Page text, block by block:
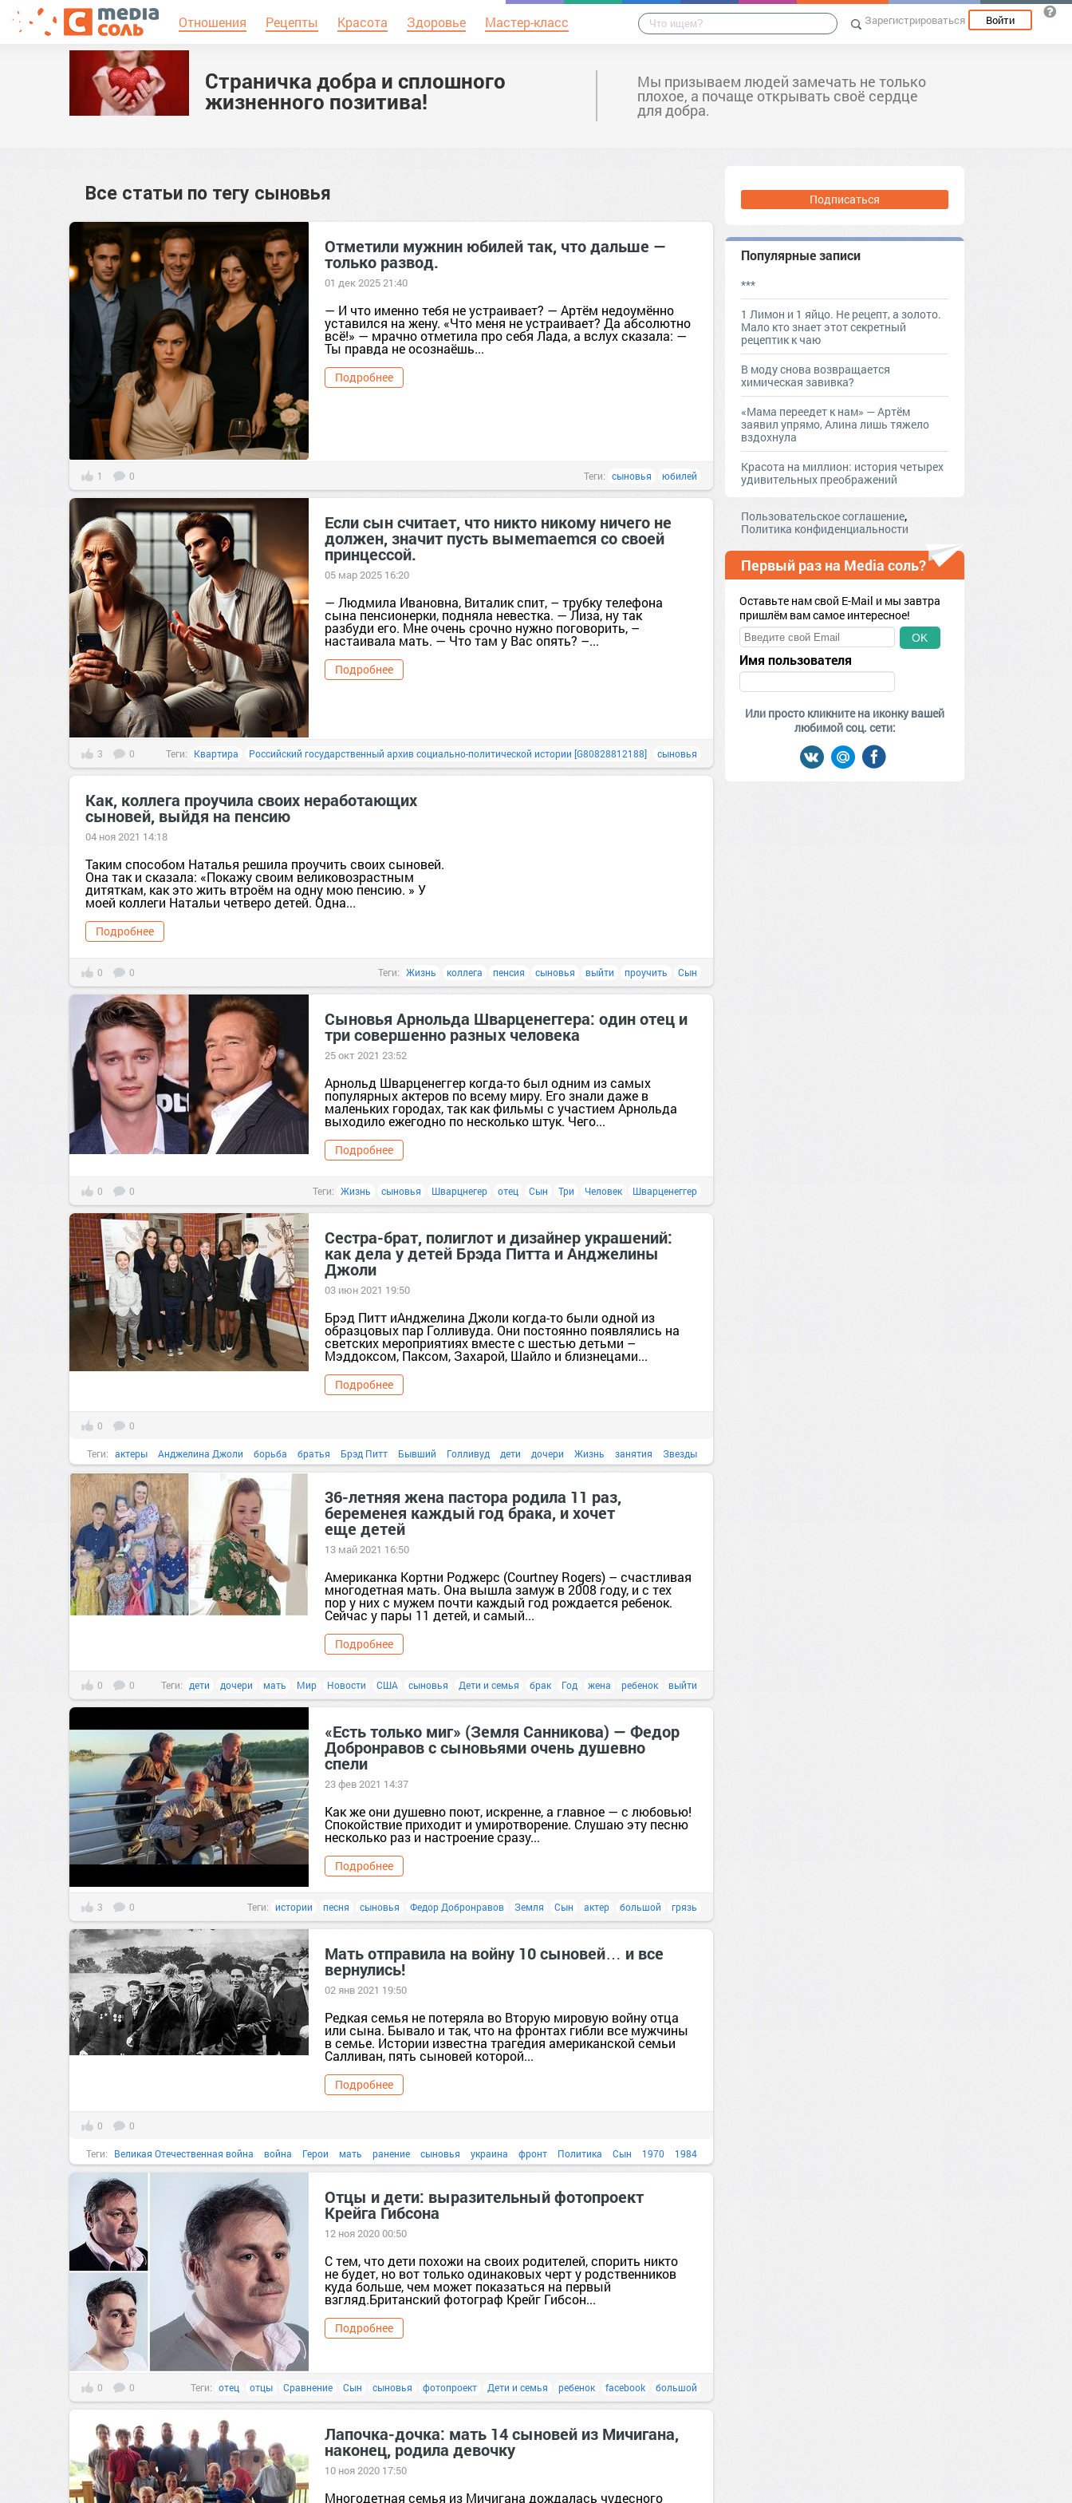
Отношения Рецепты Красота Здоровье Мастер-класс Зарегистрироваться Войти
Страничка добра и сплошного
жизненного позитива!
Мы призываем людей замечать не только
плохое, а почаще открывать своё сердце
для добра.
Все статьи по тегу сыновья
Отметили мужнин юбилей так, что дальше —
только развод.
01 дек 2025 21:40
— И что именно тебя не устраивает? — Артём недоумённо
уставился на жену. «Что меня не устраивает? Да абсолютно
всё!» — мрачно отметила про себя Лада, а вслух сказала: —
Ты правда не осознаёшь...
Подробнее
1 0 Теги: сыновья юбилей
Если сын считает, что никто никому ничего не
должен, значит пусть вымеmаеmся со своей
принцессой.
05 мар 2025 16:20
— Людмила Ивановна, Виталик спит, – трубку телефона
сына пенсионерки, подняла невестка. — Лиза, ну так
разбуди его. Мне очень срочно нужно поговорить, –
настаивала мать. — Что там у Вас опять? –...
Подробнее
3 0 Теги: Квартира Российский государственный архив социально-политической истории [G80828812188] сыновья
Как, коллега проучила своих неработающих
сыновей, выйдя на пенсию
04 ноя 2021 14:18
Таким способом Наталья решила проучить своих сыновей.
Она так и сказала: «Покажу своим великовозрастным
дитяткам, как это жить втроём на одну мою пенсию. » У
моей коллеги Натальи четверо детей. Одна...
Подробнее
0 0 Теги: Жизнь коллега пенсия сыновья выйти проучить Сын
Сыновья Арнольда Шварценеггера: один отец и
три совершенно разных человека
25 окт 2021 23:52
Арнольд Шварценеггер когда-то был одним из самых
популярных актеров по всему миру. Его знали даже в
маленьких городах, так как фильмы с участием Арнольда
выходило ежегодно по несколько штук. Чего...
Подробнее
0 0 Теги: Жизнь сыновья Шварцнегер отец Сын Три Человек Шварценеггер
Сестра-брат, полиглот и дизайнер украшений:
как дела у детей Брэда Питта и Анджелины
Джоли
03 июн 2021 19:50
Брэд Питт иАнджелина Джоли когда-то были одной из
образцовых пар Голливуда. Они постоянно появлялись на
светских мероприятиях вместе с шестью детьми –
Мэддоксом, Паксом, Захарой, Шайло и близнецами...
Подробнее
0 0
Теги: актеры Анджелина Джоли борьба братья Брэд Питт Бывший Голливуд дети дочери Жизнь занятия Звезды
знаменитости конфликт мать
усыновление брат Дело дизайнер
36-летняя жена пастора родила 11 раз,
беременея каждый год брака, и хочет
еще детей
13 май 2021 16:50
Американка Кортни Роджерс (Court­ney Rogers) – счастливая
многодетная мать. Она вышла замуж в 2008 году, и с тех
пор у них с мужем почти каждый год рождается ребенок.
Сейчас у пары 11 детей, и самый...
Подробнее
0 0 Теги: дети дочери мать Мир Новости США сыновья Дети и семья брак Год жена ребенок выйти
«Есть только миг» (Земля Санникова) — Федор
Добронравов с сыновьями очень душевно
спели
23 фев 2021 14:37
Как же они душевно поют, искренне, а главное — с любовью!
Спокойствие приходит и умиротворение. Слушаю эту песню
несколько раз и настроение сразу...
Подробнее
3 0 Теги: истории песня сыновья Федор Добронравов Земля Сын актер большой грязь
Мать отправила на войну 10 сыновей… и все
вернулись!
02 янв 2021 19:50
Редкая семья не потеряла во Вторую мировую войну отца
или сына. Бывало и так, что на фронтах гибли все мужчины
в семье. Истории известна трагедия американской семьи
Салливан, пять сыновей которой...
Подробнее
0 0
Теги: Великая Отечественная война война Герои мать ранение сыновья украина фронт Политика Сын 1970 1984
Отцы и дети: выразительный фотопроект
Крейга Гибсона
12 ноя 2020 00:50
С тем, что дети похожи на своих родителей, спорить никто
не будет, но вот только одинаковых черт у родственников
куда больше, чем может показаться на первый
взгляд.Британский фотограф Крейг Гибсон...
Подробнее
0 0 Теги: отец отцы Сравнение Сын сыновья фотопроект Дети и семья ребенок facebook большой
Лапочка-дочка: мать 14 сыновей из Мичигана,
наконец, родила девочку
10 ноя 2020 17:50
Многодетная семья из Мичигана дождалась чудесного
Подписаться
Популярные записи
***
1 Лимон и 1 яйцо. Не рецепт, а золото.
Мало кто знает этот секретный
рецептик к чаю
В моду снова возвращается
химическая завивка?
«Мама переедет к нам» — Артём
заявил упрямо, Алина лишь тяжело
вздохнула
Красота на миллион: история четырех
удивительных преображений
Пользовательское соглашение,
Политика конфиденциальности
Первый раз на Media соль?
Оставьте нам свой E-Mail и мы завтра
пришлём вам самое интересное!
OK
Имя пользователя
Или просто кликните на иконку вашей
любимой соц. сети: